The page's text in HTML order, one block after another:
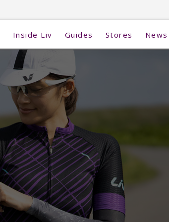
Inside Liv Guides Stores News